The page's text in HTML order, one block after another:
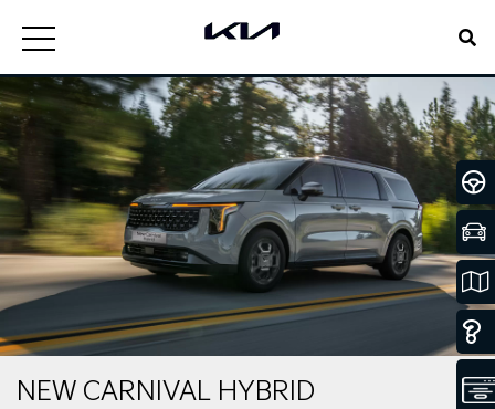
NEW CARNIVAL HYBRID